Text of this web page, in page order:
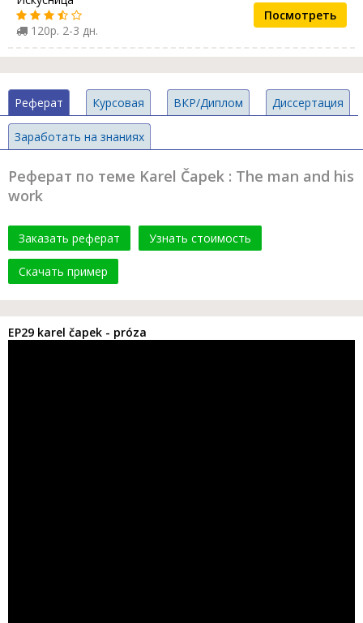
120р. 2-3 дн.
Посмотреть
Реферат Курсовая ВКР/Диплом Диссертация
Заработать на знаниях
Реферат по теме Karel Čapek : The man and his
work
Заказать реферат Узнать стоимость
Скачать пример
EP29 karel čapek - próza